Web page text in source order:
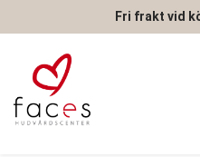
Fri frakt vid